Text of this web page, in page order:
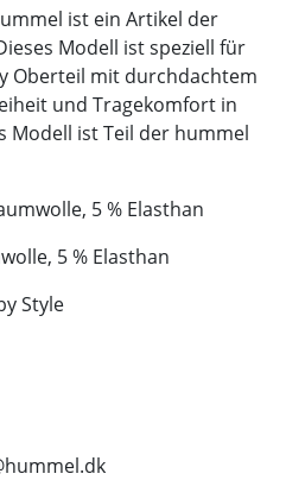
ist ein Artikel der
Modell ist speziell für
Oberteil mit durchdachtem
und Tragekomfort in
Modell ist Teil der hummel
5 % Elasthan
5 % Elasthan
Style